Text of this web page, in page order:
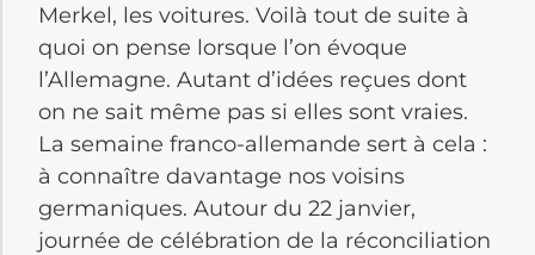
Merkel, les voitures. Voilà tout de suite à
quoi on pense lorsque l’on évoque
l’Allemagne. Autant d’idées reçues dont
on ne sait même pas si elles sont vraies.
La semaine franco-allemande sert à cela :
à connaître davantage nos voisins
germaniques. Autour du 22 janvier,
journée de célébration de la réconciliation